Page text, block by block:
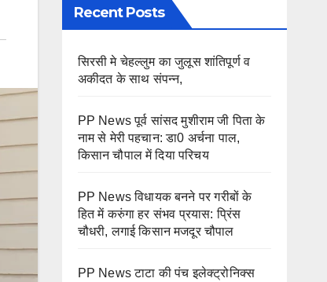
Recent Posts
सिरसी मे चेहल्लुम का जुलूस शांतिपूर्ण व
अकीदत के साथ संपन्न,
PP News पूर्व सांसद मुशीराम जी पिता के
नाम से मेरी पहचान: डा0 अर्चना पाल,
किसान चौपाल में दिया परिचय
PP News विधायक बनने पर गरीबों के
हित में करुंगा हर संभव प्रयास: प्रिंस
चौधरी, लगाई किसान मजदूर चौपाल
PP News टाटा की पंच इलेक्ट्रोनिक्स